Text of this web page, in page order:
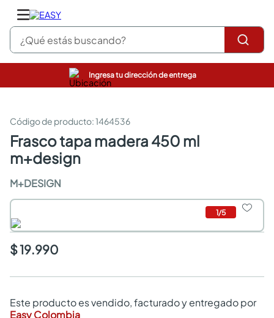
¿Qué estás buscando?
Ingresa tu dirección de entrega
:1464536
frasco tapa madera 450 ml
m+design
M+DESIGN
1/5
$ 19.990
Este producto es vendido, facturado y entregado por
Easy Colombia
pinturas
sanitarios
comedor
escritorio
armarios closet
comedores